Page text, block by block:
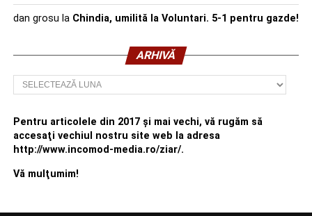
dan grosu la Chindia, umilită la Voluntari. 5-1 pentru gazde!
ARHIVĂ
Arhivă
Pentru articolele din 2017 şi mai vechi, vă rugăm să
accesaţi vechiul nostru site web la adresa
http://www.incomod-media.ro/ziar/.
Vă mulţumim!